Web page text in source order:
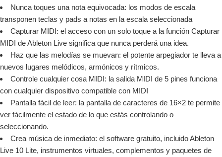
Nunca toques una nota equivocada: los modos de escala
transponen teclas y pads a notas en la escala seleccionada
Capturar MIDI: el acceso con un solo toque a la función Capturar
MIDI de Ableton Live significa que nunca perderá una idea.
Haz que las melodías se muevan: el potente arpegiador te lleva a
nuevos lugares melódicos, armónicos y rítmicos.
Controle cualquier cosa MIDI: la salida MIDI de 5 pines funciona
con cualquier dispositivo compatible con MIDI
Pantalla fácil de leer: la pantalla de caracteres de 16×2 te permite
ver fácilmente el estado de lo que estás controlando o
seleccionando.
Crea música de inmediato: el software gratuito, incluido Ableton
Live 10 Lite, instrumentos virtuales, complementos y paquetes de